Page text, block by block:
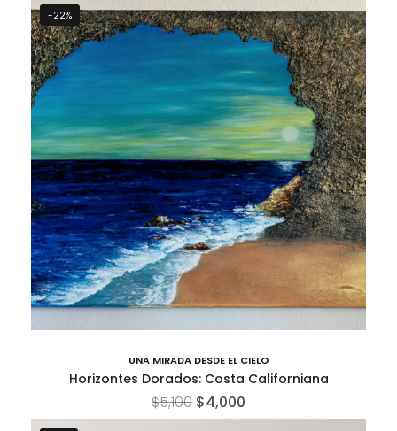
-22%
UNA MIRADA DESDE EL CIELO
Horizontes Dorados: Costa Californiana
$5,100 $4,000